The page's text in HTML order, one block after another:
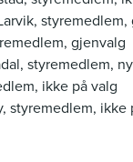
styremedlem,
gjenvalg
styremedlem, ny
ikke på valg
styremedlem, ikke